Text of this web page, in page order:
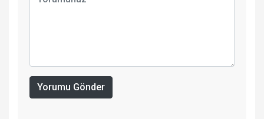
Yorumu Gönder